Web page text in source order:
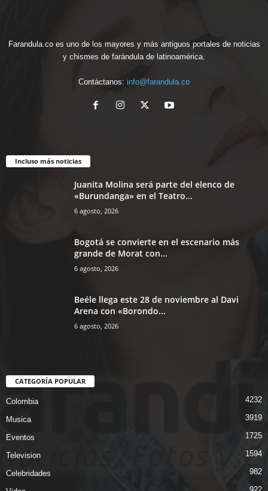
Farandula.co es uno de los mayores y más antiguos portales de noticias
y chismes de farándula de latinoamérica.
Contáctanos: info@farandula.co
Incluso más noticias
Juanita Molina será parte del elenco de
«Burundanga» en el Teatro...
6 agosto, 2026
Bogotá se convierte en el escenario más
grande de Morat con...
6 agosto, 2026
Beéle llega este 28 de noviembre al Davi
Arena con «Borondo...
6 agosto, 2026
CATEGORÍA POPULAR
Colombia 4232
Musica 3919
Eventos 1725
Television 1594
Celebridades 982